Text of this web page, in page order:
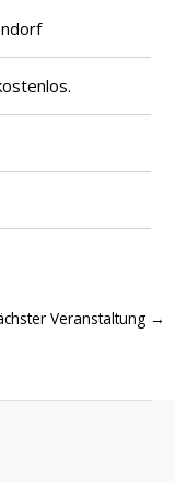
Veranstaltung →